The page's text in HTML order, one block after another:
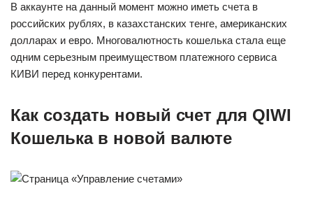
В аккаунте на данный момент можно иметь счета в
российских рублях, в казахстанских тенге, американских
долларах и евро. Многовалютность кошелька стала еще
одним серьезным преимуществом платежного сервиса
КИВИ перед конкурентами.
Как создать новый счет для QIWI
Кошелька в новой валюте